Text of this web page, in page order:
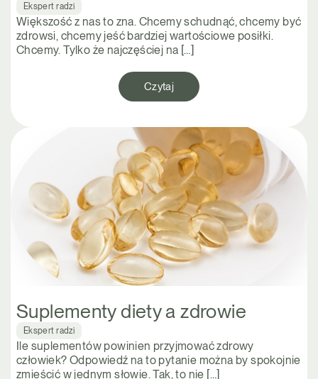
Ekspert radzi
Większość z nas to zna. Chcemy schudnąć, chcemy być
zdrowsi, chcemy jeść bardziej wartościowe posiłki.
Chcemy. Tylko że najczęściej na […]
Czytaj
Suplementy diety a zdrowie
Ekspert radzi
Ile suplementów powinien przyjmować zdrowy
człowiek? Odpowiedź na to pytanie można by spokojnie
zmieścić w jednym słowie. Tak, to nie […]